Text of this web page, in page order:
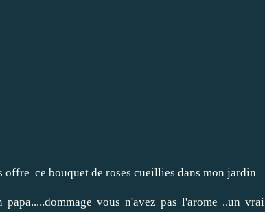
offre ce bouquet de roses cueillies dans mon jardin
vous n'avez pas l'arome ..un vrai